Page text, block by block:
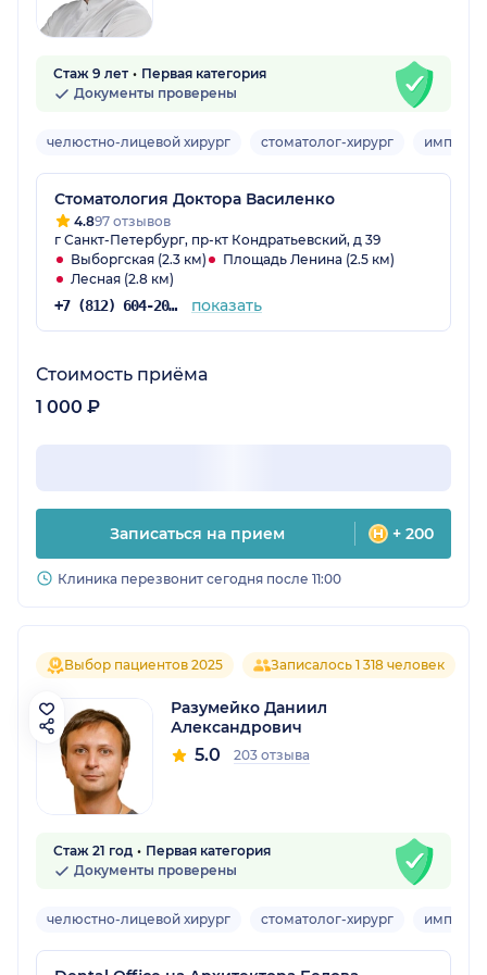
Стаж 9 лет
Первая категория
Документы проверены
челюстно-лицевой хирург стоматолог-хирург
Стоматология Доктора Василенко
4.897 отзывов
г Санкт-Петербург, пр-кт Кондратьевский, д 39
Выборгская (2.3 км)
Площадь Ленина (2.5 км)
Лесная (2.8 км)
+7 (812) 604-20-45 показать
Стоимость приёма
1 000 ₽
Записаться на прием + 200
Клиника перезвонит сегодня после 11:00
Выбор пациентов 2025 Записалось 1 318 человек
Разумейко Даниил
Александрович
5.0 203 отзыва
Стаж 21 год
Первая категория
Документы проверены
челюстно-лицевой хирург стоматолог-хирург